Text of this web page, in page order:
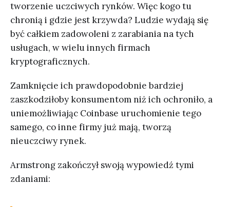
tworzenie uczciwych rynków. Więc kogo tu
chronią i gdzie jest krzywda? Ludzie wydają się
być całkiem zadowoleni z zarabiania na tych
usługach, w wielu innych firmach
kryptograficznych.
Zamknięcie ich prawdopodobnie bardziej
zaszkodziłoby konsumentom niż ich ochroniło, a
uniemożliwiając Coinbase uruchomienie tego
samego, co inne firmy już mają, tworzą
nieuczciwy rynek.
Armstrong zakończył swoją wypowiedź tymi
zdaniami: